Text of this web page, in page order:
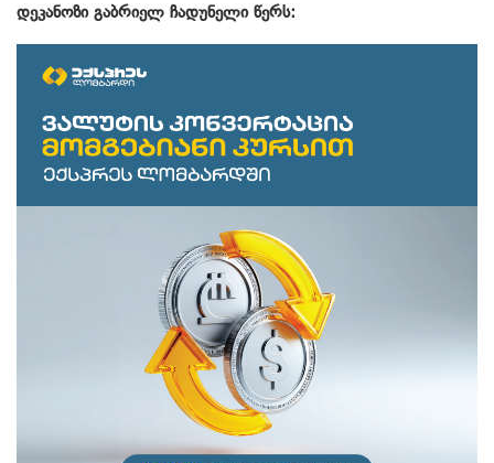
დეკანოზი გაბრიელ ჩადუნელი წერს: